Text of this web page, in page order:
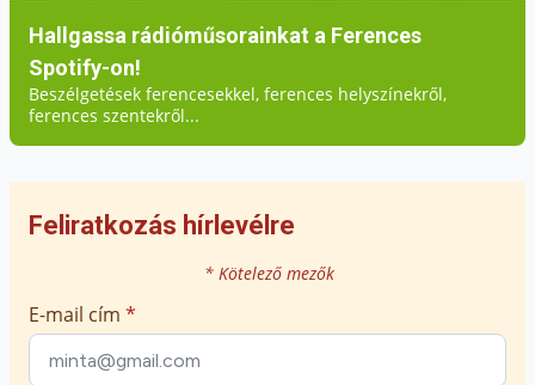
Hallgassa rádióműsorainkat a Ferences
Spotify-on!
Beszélgetések ferencesekkel, ferences helyszínekről,
ferences szentekről...
Feliratkozás hírlevélre
* Kötelező mezők
E-mail cím *